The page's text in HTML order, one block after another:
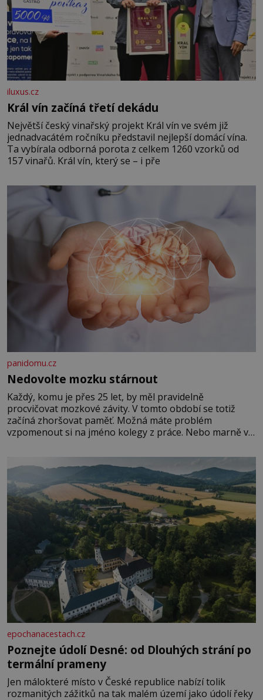
iluxus.cz
Král vín začíná třetí dekádu
Největší český vinařský projekt Král vín ve svém již
jednadvacátém ročníku představil nejlepší domácí vína.
Ta vybírala odborná porota z celkem 1260 vzorků od
157 vinařů. Král vín, který se – i pře
panidomu.cz
Nedovolte mozku stárnout
Každý, komu je přes 25 let, by měl pravidelně
procvičovat mozkové závity. V tomto období se totiž
začíná zhoršovat paměť. Možná máte problém
vzpomenout si na jméno kolegy z práce. Nebo marně v
Je to opravdu tak, s věkem jako kdyby se paměť
rozhodla stávkovat. Cvičte
epochanacestach.cz
Poznejte údolí Desné: od Dlouhých strání po
termální prameny
Jen málokteré místo v České republice nabízí tolik
rozmanitých zážitků na tak malém území jako údolí řeky